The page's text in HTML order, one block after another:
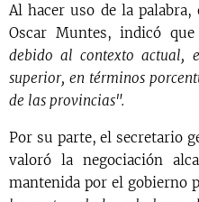
Al hacer uso de la palabra,
Oscar Muntes, indicó que
debido al contexto actual,
superior, en términos
de las provincias".
Por su parte, el secretario
valoró la negociación
mantenida por el gobierno